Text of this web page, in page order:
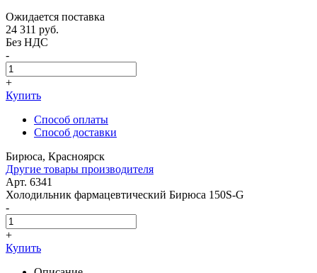
Ожидается поставка
24 311 руб.
Без НДС
-
+
Купить
Способ оплаты
Способ доставки
Бирюса, Красноярск
Другие товары производителя
Арт. 6341
Холодильник фармацевтический Бирюса 150S-G
-
+
Купить